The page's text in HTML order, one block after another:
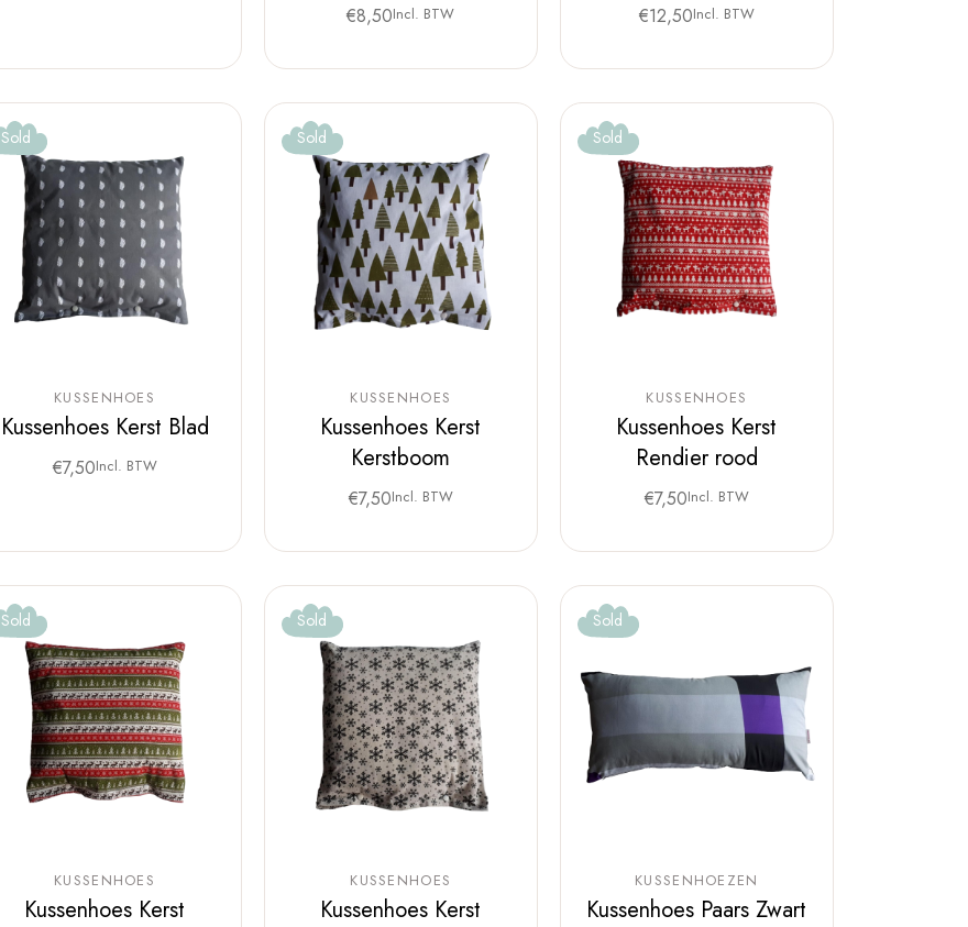
€8,50Incl. BTW €12,50Incl. BTW
Sold
KUSSENHOES
Kussenhoes Kerst Blad
€7,50Incl. BTW
Sold
KUSSENHOES
Kussenhoes Kerst
Kerstboom
€7,50Incl. BTW
Sold
KUSSENHOES
Kussenhoes Kerst
Rendier rood
€7,50Incl. BTW
Sold
KUSSENHOES
Kussenhoes Kerst
Sold
KUSSENHOES
Kussenhoes Kerst
Sold
KUSSENHOEZEN
Kussenhoes Paars Zwart